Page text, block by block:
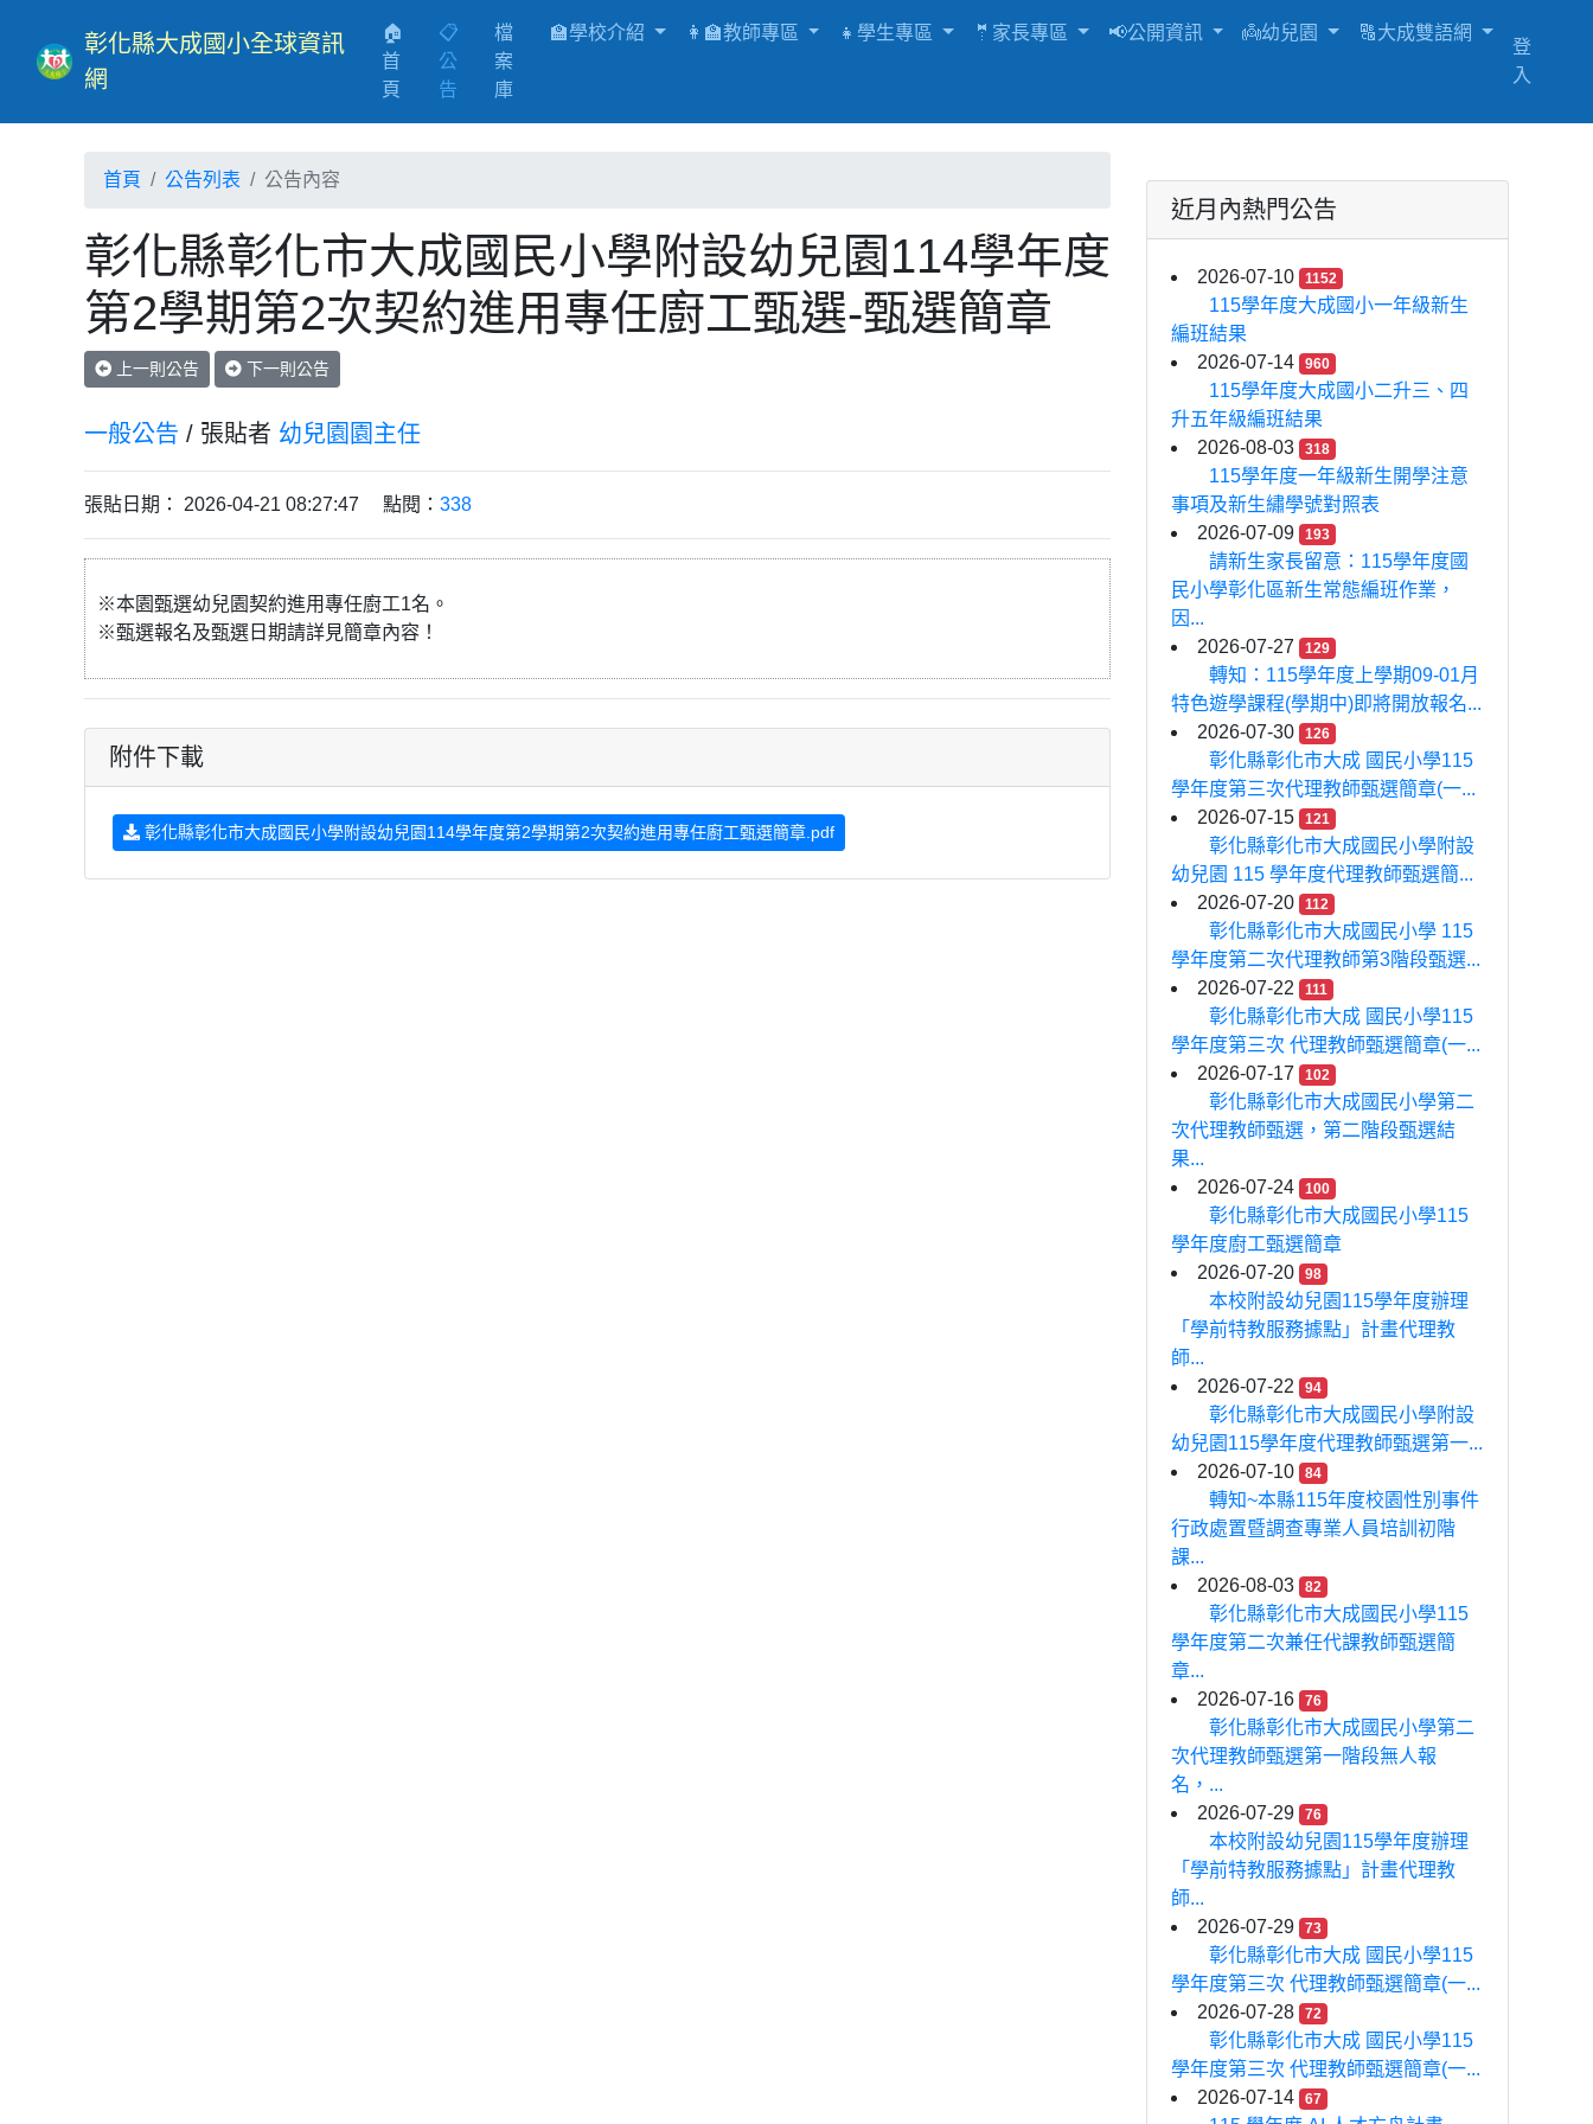
彰化縣大成國小全球資訊
網
🏠
首
頁 (current)
📋
公
告
檔
案
庫
🏫學校介紹 👩‍🏫教師專區 👧學生專區 🤵家長專區 📢公開資訊 👼幼兒園 🔠大成雙語網
登
入
首頁 公告列表 公告內容
彰化縣彰化市大成國民小學附設幼兒園114學年度
第2學期第2次契約進用專任廚工甄選-甄選簡章
上一則公告 下一則公告
一般公告 / 張貼者 幼兒園園主任
張貼日期： 2026-04-21 08:27:47 點閱： 338
※本園甄選幼兒園契約進用專任廚工1名。
※甄選報名及甄選日期請詳見簡章內容！
附件下載
彰化縣彰化市大成國民小學附設幼兒園114學年度第2學期第2次契約進用專任廚工甄選簡章.pdf
近月內熱門公告
2026-07-10 1152
115學年度大成國小一年級新生
編班結果
2026-07-14
960
115學年度大成國小二升三、四
升五年級編班結果
2026-08-03
318
115學年度一年級新生開學注意
事項及新生繡學號對照表
2026-07-09
193
請新生家長留意：115學年度國
民小學彰化區新生常態編班作業，
因...
2026-07-27
129
轉知：115學年度上學期09-01月
特色遊學課程(學期中)即將開放報名...
2026-07-30
126
彰化縣彰化市大成 國民小學115
學年度第三次代理教師甄選簡章(一...
2026-07-15
121
彰化縣彰化市大成國民小學附設
幼兒園 115 學年度代理教師甄選簡...
2026-07-20
112
彰化縣彰化市大成國民小學 115
學年度第二次代理教師第3階段甄選...
2026-07-22
111
彰化縣彰化市大成 國民小學115
學年度第三次 代理教師甄選簡章(一...
2026-07-17
102
彰化縣彰化市大成國民小學第二
次代理教師甄選，第二階段甄選結
果...
2026-07-24
100
彰化縣彰化市大成國民小學115
學年度廚工甄選簡章
2026-07-20
98
本校附設幼兒園115學年度辦理
「學前特教服務據點」計畫代理教
師...
2026-07-22
94
彰化縣彰化市大成國民小學附設
幼兒園115學年度代理教師甄選第一...
2026-07-10
84
轉知~本縣115年度校園性別事件
行政處置暨調查專業人員培訓初階
課...
2026-08-03
82
彰化縣彰化市大成國民小學115
學年度第二次兼任代課教師甄選簡
章...
2026-07-16
76
彰化縣彰化市大成國民小學第二
次代理教師甄選第一階段無人報
名，...
2026-07-29
76
本校附設幼兒園115學年度辦理
「學前特教服務據點」計畫代理教
師...
2026-07-29
73
彰化縣彰化市大成 國民小學115
學年度第三次 代理教師甄選簡章(一...
2026-07-28
72
彰化縣彰化市大成 國民小學115
學年度第三次 代理教師甄選簡章(一...
2026-07-14
67